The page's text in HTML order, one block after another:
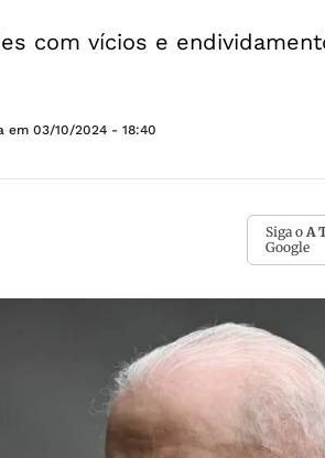
com vícios e
em 03/10/2024 - 18:40
Siga o A
Google